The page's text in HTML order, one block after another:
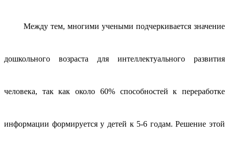
Между тем, многими учеными подчеркивается значение
дошкольного возраста для интеллектуального развития
человека, так как около 60% способностей к переработке
информации формируется у детей к 5-6 годам. Решение этой